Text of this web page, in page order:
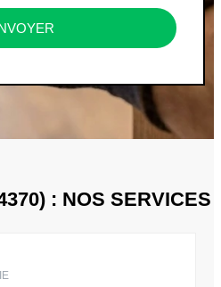
: NOS SERVICES